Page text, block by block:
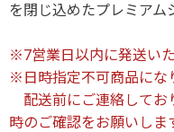
を閉じ込めたプレミアム
※7営業日以内に発送いた
※日時指定不可商品にな
配送前にご連絡してお
時のご確認をお願いしま